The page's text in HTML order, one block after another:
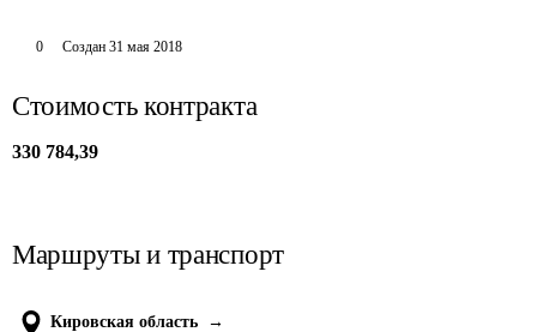
0 Создан 31 мая 2018
Стоимость контракта
330 784,39
Маршруты и транспорт
Кировская область
→